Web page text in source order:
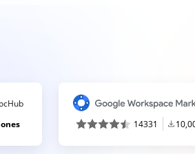
14331